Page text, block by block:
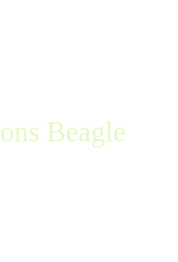
Beagle